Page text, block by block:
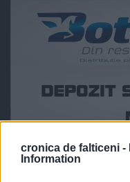
cronica de falticeni -
Information